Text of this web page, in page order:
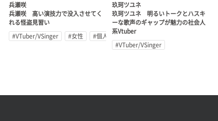
兵瀬咲
兵瀬咲 高い演技力で没入させてく
れる怪盗見習い
#VTuber/VSinger
#女性 #個人勢
玖珂ツユネ
玖珂ツユネ 明るいトークとハスキ
ーな歌声のギャップが魅力の社会人
系Vtuber
#VTuber/VSinger